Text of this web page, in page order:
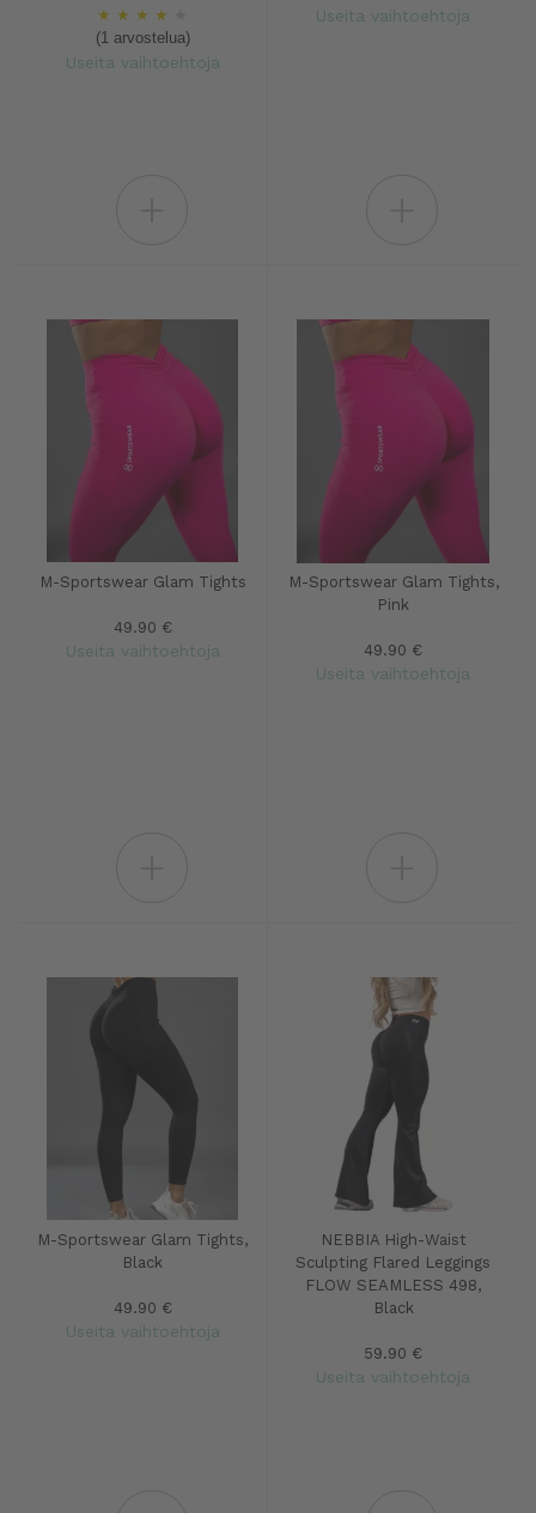
★ ★ ★ ★
(1 arvostelua)
Useita vaihtoehtoja
Useita vaihtoehtoja
M-Sportswear Glam Tights
49.90 €
Useita vaihtoehtoja
M-Sportswear Glam Tights,
Pink
49.90 €
Useita vaihtoehtoja
M-Sportswear Glam Tights,
Black
49.90 €
Useita vaihtoehtoja
NEBBIA High-Waist
Sculpting Flared Leggings
FLOW SEAMLESS 498,
Black
59.90 €
Useita vaihtoehtoja